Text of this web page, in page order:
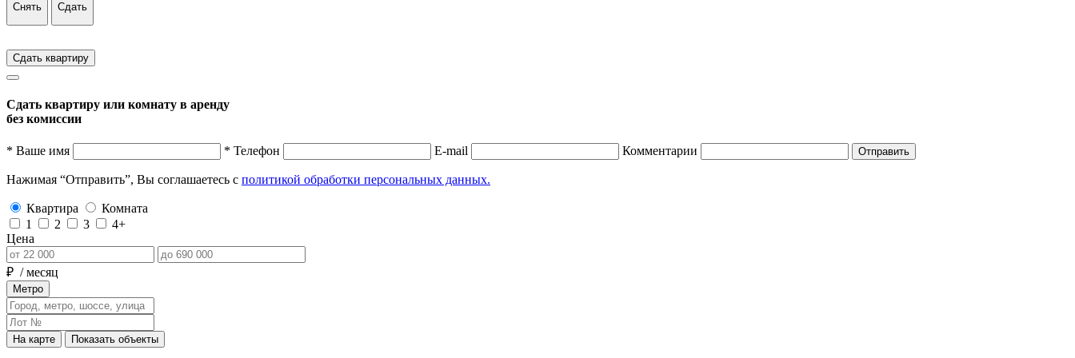
Снять Сдать
Сдать квартиру
Сдать квартиру или комнату в аренду
без комиссии
* Ваше имя * Телефон E-mail Комментарии Отправить
Нажимая “Отправить”, Вы соглашаетесь с политикой обработки персональных данных.
Квартира
Комната
1
2 3
4+
Цена
₽ / месяц
Метро
На карте Показать объекты